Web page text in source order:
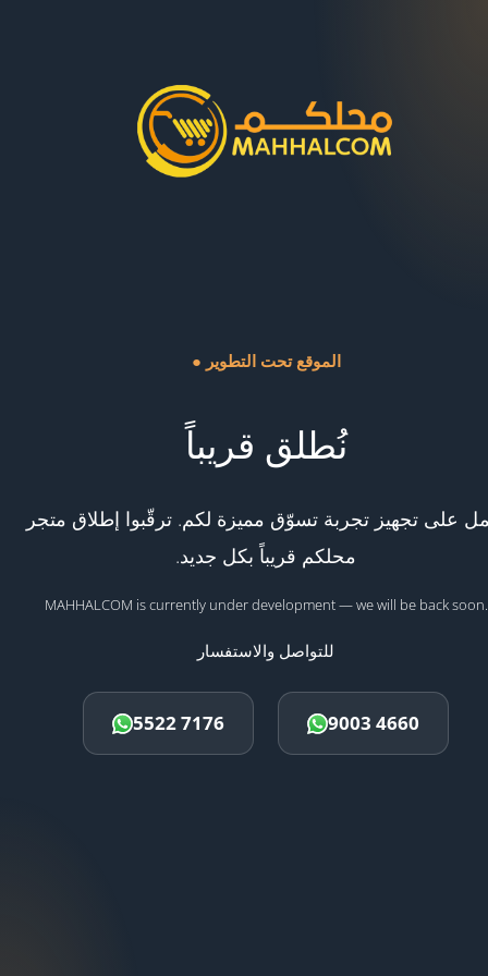
● الموقع تحت التطوير
نُطلق قريباً
على تجهيز تجربة تسوّق مميزة لكم. ترقّبوا إطلاق متجر
محلكم قريباً بكل جديد.
MAHHALCOM is currently under development — we will be back soon.
للتواصل والاستفسار
5522 7176 9003 4660